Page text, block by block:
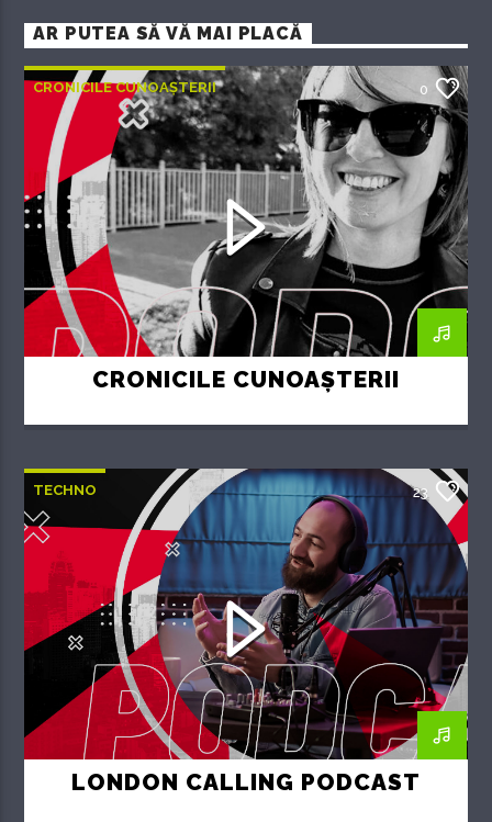
AR PUTEA SĂ VĂ MAI PLACĂ
CRONICILE CUNOAȘTERII 0
CRONICILE CUNOAȘTERII
TECHNO 23
LONDON CALLING PODCAST